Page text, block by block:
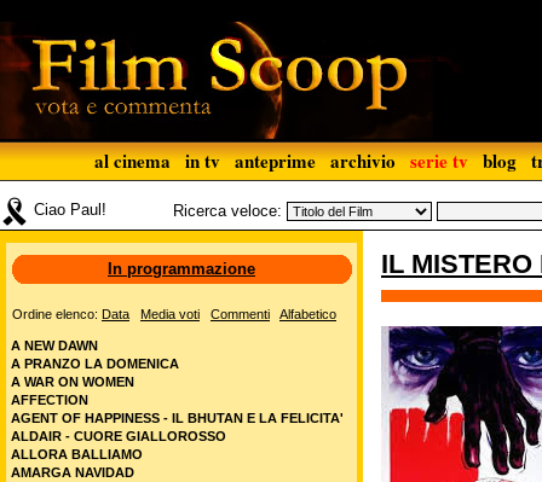
al cinema in tv anteprime archivio serie tv blog
Ciao Paul! Ricerca veloce:
IL
In programmazione
Ordine elenco: Data Media voti Commenti Alfabetico
A NEW DAWN
A PRANZO LA DOMENICA
A WAR ON WOMEN
AFFECTION
AGENT OF HAPPINESS - IL BHUTAN E LA FELICITA'
ALDAIR - CUORE GIALLOROSSO
ALLORA BALLIAMO
AMARGA NAVIDAD